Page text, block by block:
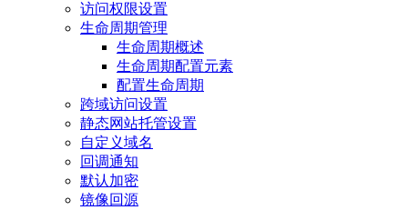
访问权限设置
生命周期管理
生命周期概述
生命周期配置元素
配置生命周期
跨域访问设置
静态网站托管设置
自定义域名
回调通知
默认加密
镜像回源